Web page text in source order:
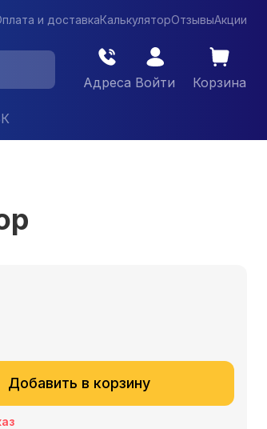
и доставкаКалькуляторОтзывыАкции
Адреса Войти Корзина
Добавить в корзину